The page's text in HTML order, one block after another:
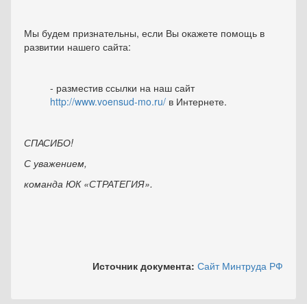
Мы будем признательны, если Вы окажете помощь в
развитии нашего сайта:
- разместив ссылки на наш сайт
http://www.voensud-mo.ru/в Интернете.
СПАСИБО!
С уважением,
команда ЮК «СТРАТЕГИЯ».
Источник документа: Сайт Минтруда РФ